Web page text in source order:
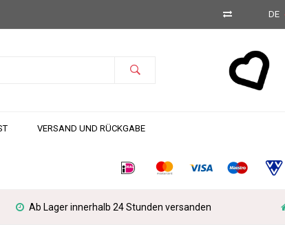
DE
VERSAND UND RÜCKGABE
Ab Lager innerhalb 24 Stunden versanden